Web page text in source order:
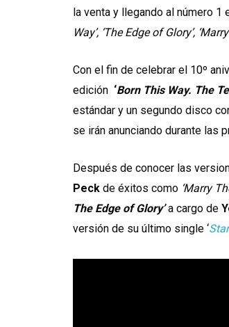
la venta y llegando al número
Way’, ‘The Edge of Glory’,
Con el fin de celebrar el 10º
edición ‘Born This Way. The
estándar y un segundo disco
se irán anunciando durante las
Después de conocer las
Peck de éxitos como ‘Marry
The Edge of Glory’ a cargo de
versión de su último single ‘